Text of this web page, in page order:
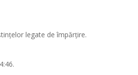
legate de împărțire.